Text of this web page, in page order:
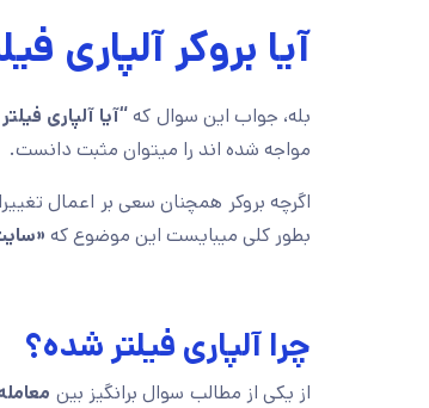
آیا بروکر آلپاری
بله، جواب این سوال که“آیا آلپاری
مواجه شده اند را میتوان مثبت دانست.
اگرچه بروکر همچنان سعی بر اعمال
بطور کلی میبایست این موضوع که
چرا آلپاری فیلتر شده؟
از یکی از مطالب سوال برانگیز بین